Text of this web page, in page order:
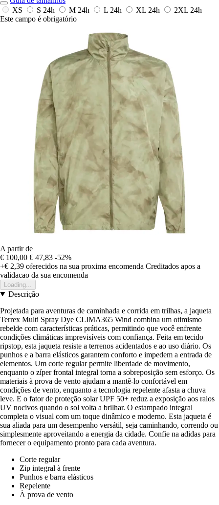
XS
S 24h M 24h L 24h XL 24h 2XL 24h
Este campo é obrigatório
A partir de
€ 100,00 € 47,83 -52%
+€ 2,39 oferecidos na sua proxima encomenda Creditados apos a
validacao da sua encomenda
Loading...
Descrição
Projetada para aventuras de caminhada e corrida em trilhas, a jaqueta
Terrex Multi Spray Dye CLIMA365 Wind combina um otimismo
rebelde com características práticas, permitindo que você enfrente
condições climáticas imprevisíveis com confiança. Feita em tecido
ripstop, esta jaqueta resiste a terrenos acidentados e ao uso diário. Os
punhos e a barra elásticos garantem conforto e impedem a entrada de
elementos. Um corte regular permite liberdade de movimento,
enquanto o zíper frontal integral torna a sobreposição sem esforço. Os
materiais à prova de vento ajudam a mantê-lo confortável em
condições de vento, enquanto a tecnologia repelente afasta a chuva
leve. E o fator de proteção solar UPF 50+ reduz a exposição aos raios
UV nocivos quando o sol volta a brilhar. O estampado integral
completa o visual com um toque dinâmico e moderno. Esta jaqueta é
sua aliada para um desempenho versátil, seja caminhando, correndo ou
simplesmente aproveitando a energia da cidade. Confie na adidas para
fornecer o equipamento pronto para cada aventura.
Corte regular
Zip integral à frente
Punhos e barra elásticos
Repelente
À prova de vento